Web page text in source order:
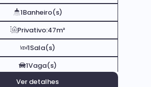
1Banheiro(s)
Privativo:47m²
1Sala(s)
1Vaga(s)
Ver detalhes